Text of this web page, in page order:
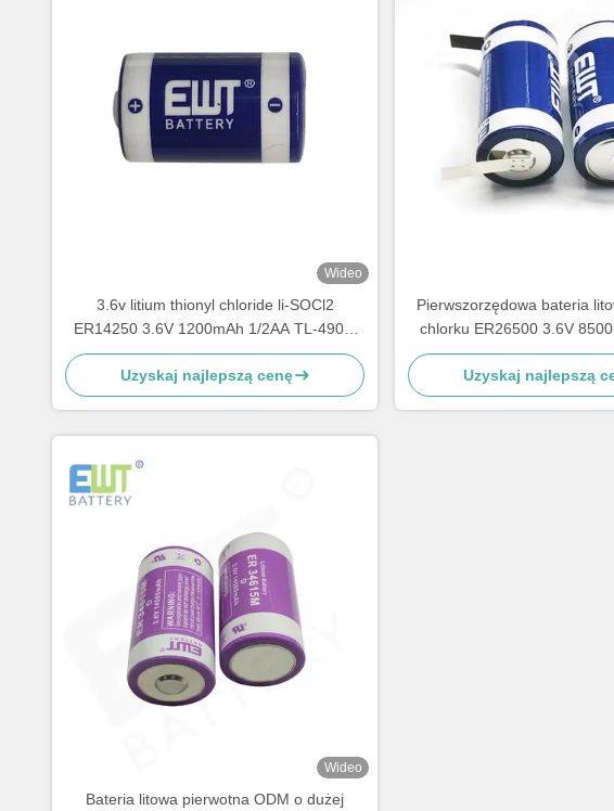
Wideo
3.6v litium thionyl chloride li-SOCl2
ER14250 3.6V 1200mAh 1/2AA TL-4902,
TLL-5902, LS14250, XL-050F, SB-AA02,
PT-2150
Uzyskaj najlepszą cenę
Pierwszorzędowa bateria
chlorku ER26500 3.6V
Bateria litowa
Uzyskaj najlepszą
Wideo
Bateria litowa pierwotna ODM o dużej